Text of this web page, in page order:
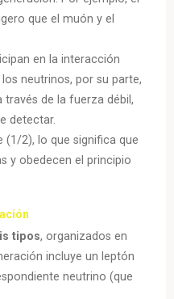
que el muón y el
en la interacción
neutrinos, por su parte,
de la fuerza débil,
detectar.
(1/2), lo que significa que
y obedecen el principio
tipos, organizados en
incluye un leptón
neutrino (que